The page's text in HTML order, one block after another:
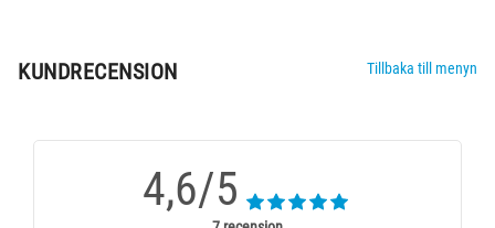
KUNDRECENSION Tillbaka till menyn
4,6/5